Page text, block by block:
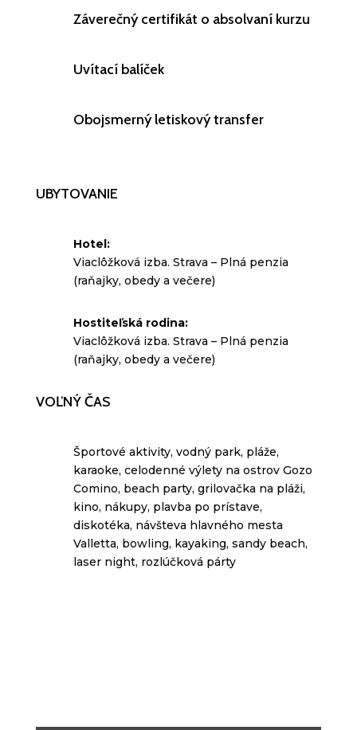
Záverečný certifikát o absolvaní kurzu
Uvítací balíček
Obojsmerný letiskový transfer
UBYTOVANIE
Hotel:
Viaclôžková izba. Strava – Plná penzia
(raňajky, obedy a večere)
Hostiteľská rodina:
Viaclôžková izba. Strava – Plná penzia
(raňajky, obedy a večere)
VOĽNÝ ČAS
Športové aktivity, vodný park, pláže,
karaoke, celodenné výlety na ostrov Gozo
Comino, beach party, grilovačka na pláži,
kino, nákupy, plavba po prístave,
diskotéka, návšteva hlavného mesta
Valletta, bowling, kayaking, sandy beach,
laser night, rozlúčková párty